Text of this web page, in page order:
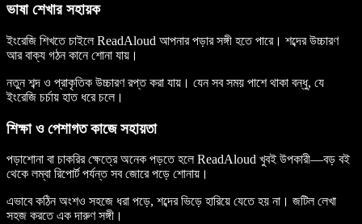
ভাষা শেখার সহায়ক
ইংরেজি শিখতে চাইলে ReadAloud আপনার পড়ার সঙ্গী হতে পারে। শব্দের উচ্চারণ
আর বাক্য গঠন কানে শোনা যায়।
নতুন শব্দ ও প্রাকৃতিক উচ্চারণ রপ্ত করা যায়। যেন সব সময় পাশে থাকা বন্ধু, যে
ইংরেজি চর্চায় হাত ধরে চলে।
শিক্ষা ও পেশাগত কাজে সহায়তা
পড়াশোনা বা চাকরির ক্ষেত্রে অনেক পড়তে হলে ReadAloud খুবই উপকারী—বড় বই
থেকে লম্বা রিপোর্ট পর্যন্ত সব জোরে পড়ে শোনায়।
এভাবে কঠিন অংশও সহজে ধরা পড়ে, শব্দের ভিড়ে হারিয়ে যেতে হয় না। জটিল লেখা
সহজ করতে এক দারুণ সঙ্গী।